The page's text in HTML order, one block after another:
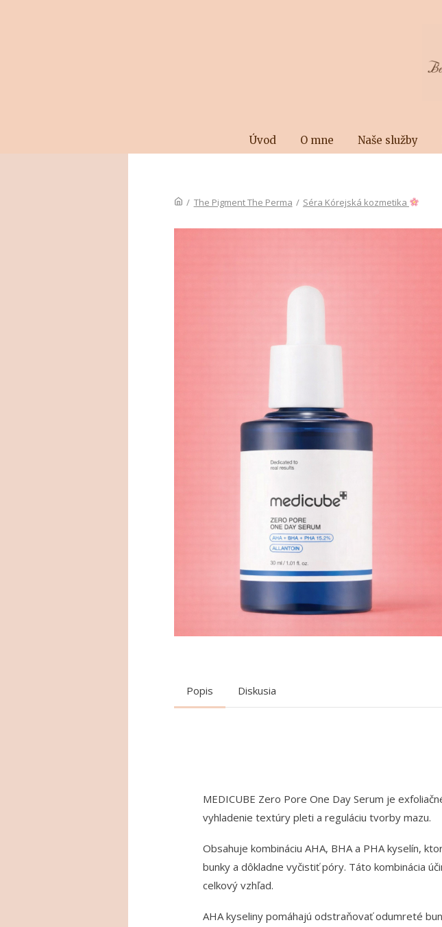
Úvod O mne Naše služby
/ The Pigment The Perma / Séra Kórejská kozmetika
Popis
Diskusia
MEDICUBE Zero Pore One Day Serum je
vyhladenie textúry pleti a reguláciu tvorby mazu.
Obsahuje kombináciu AHA, BHA a PHA kyselín,
bunky a dôkladne vyčistiť póry. Táto kombinácia
celkový vzhľad.
AHA kyseliny pomáhajú odstraňovať odumreté